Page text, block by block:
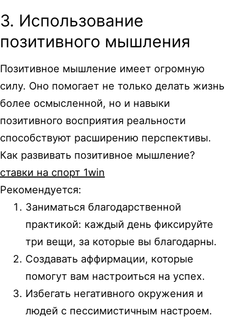
3. Использование
позитивного мышления
Позитивное мышление имеет огромную
силу. Оно помогает не только делать жизнь
более осмысленной, но и навыки
позитивного восприятия реальности
способствуют расширению перспективы.
Как развивать позитивное мышление?
ставки на спорт 1win
Рекомендуется:
Заниматься благодарственной
практикой: каждый день фиксируйте
три вещи, за которые вы благодарны.
Создавать аффирмации, которые
помогут вам настроиться на успех.
Избегать негативного окружения и
людей с пессимистичным настроем.